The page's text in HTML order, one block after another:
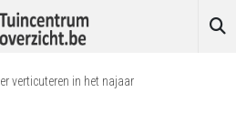
verticuteren in het najaar